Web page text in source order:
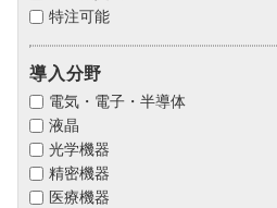
特注可能
導入分野
電気・電子・半導体
液晶
光学機器
精密機器
医療機器